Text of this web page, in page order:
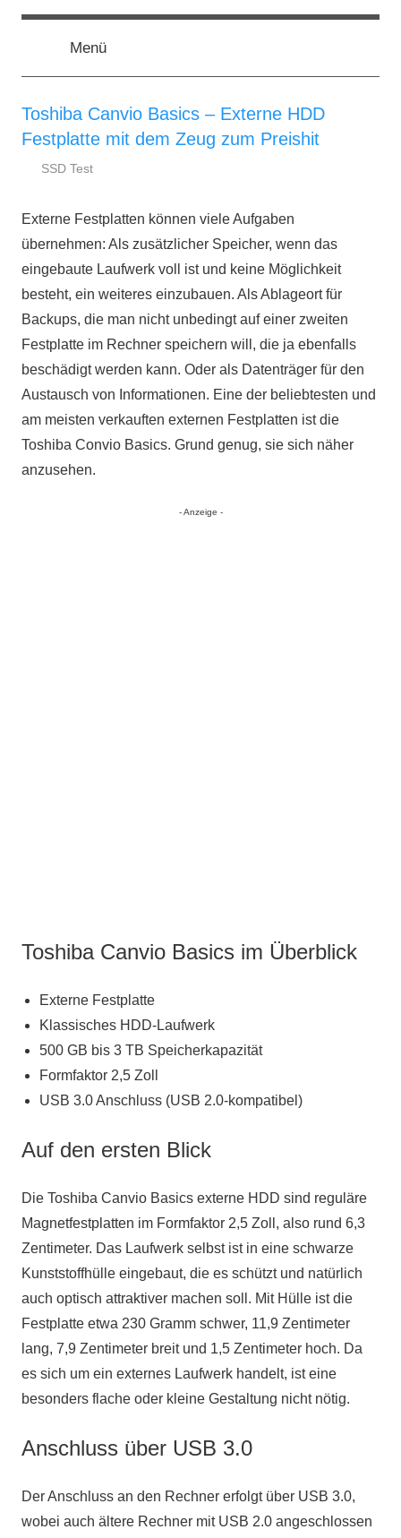
Zumssd-
ratgeber.de
SSD
Kaufberatung:
Empfehlung,
Menü
Toshiba Canvio Basics – Externe HDD
Festplatte mit dem Zeug zum Preishit
November
ratgeber.de
SSD Test
Externe Festplatten können viele Aufgaben
übernehmen: Als zusätzlicher Speicher, wenn das
eingebaute Laufwerk voll ist und keine Möglichkeit
besteht, ein weiteres einzubauen. Als Ablageort für
Backups, die man nicht unbedingt auf einer zweiten
Festplatte im Rechner speichern will, die ja ebenfalls
beschädigt werden kann. Oder als Datenträger für den
Austausch von Informationen. Eine der beliebtesten und
am meisten verkauften externen Festplatten ist die
Toshiba Convio Basics. Grund genug, sie sich näher
anzusehen.
- Anzeige -
Toshiba Canvio Basics im Überblick
Externe Festplatte
Klassisches HDD-Laufwerk
500 GB bis 3 TB Speicherkapazität
Formfaktor 2,5 Zoll
USB 3.0 Anschluss (USB 2.0-kompatibel)
Auf den ersten Blick
Die Toshiba Canvio Basics externe HDD sind reguläre
Magnetfestplatten im Formfaktor 2,5 Zoll, also rund 6,3
Zentimeter. Das Laufwerk selbst ist in eine schwarze
Kunststoffhülle eingebaut, die es schützt und natürlich
auch optisch attraktiver machen soll. Mit Hülle ist die
Festplatte etwa 230 Gramm schwer, 11,9 Zentimeter
lang, 7,9 Zentimeter breit und 1,5 Zentimeter hoch. Da
es sich um ein externes Laufwerk handelt, ist eine
besonders flache oder kleine Gestaltung nicht nötig.
Anschluss über USB 3.0
Der Anschluss an den Rechner erfolgt über USB 3.0,
wobei auch ältere Rechner mit USB 2.0 angeschlossen